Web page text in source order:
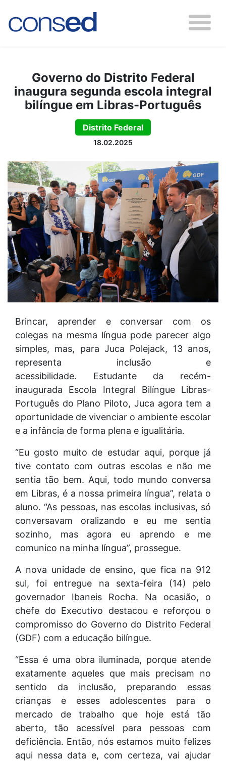
Governo do Distrito Federal
inaugura segunda escola integral
bilíngue em Libras-Português
Distrito Federal
18.02.2025
Brincar, aprender e conversar com os
colegas na mesma língua pode parecer algo
simples, mas, para Juca Polejack, 13 anos,
representa inclusão e
acessibilidade. Estudante da recém-
inaugurada Escola Integral Bilíngue Libras-
Português do Plano Piloto, Juca agora tem a
oportunidade de vivenciar o ambiente escolar
e a infância de forma plena e igualitária.
“Eu gosto muito de estudar aqui, porque já
tive contato com outras escolas e não me
sentia tão bem. Aqui, todo mundo conversa
em Libras, é a nossa primeira língua”, relata o
aluno. “As pessoas, nas escolas inclusivas, só
conversavam oralizando e eu me sentia
sozinho, mas agora eu aprendo e me
comunico na minha língua”, prossegue.
A nova unidade de ensino, que fica na 912
sul, foi entregue na sexta-feira (14) pelo
governador Ibaneis Rocha. Na ocasião, o
chefe do Executivo destacou e reforçou o
compromisso do Governo do Distrito Federal
(GDF) com a educação bilíngue.
“Essa é uma obra iluminada, porque atende
exatamente aqueles que mais precisam no
sentido da inclusão, preparando essas
crianças e esses adolescentes para o
mercado de trabalho que hoje está tão
aberto, tão acessível para pessoas com
deficiência. Então, nós estamos muito felizes
aqui nessa data e, com certeza, vai ajudar